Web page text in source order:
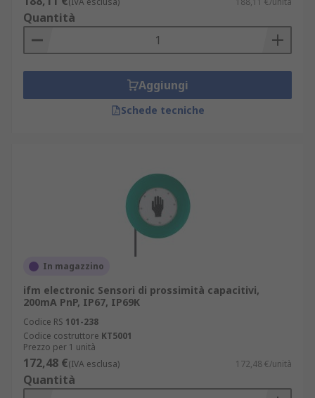
Quantità
Aggiungi
Schede tecniche
In magazzino
ifm electronic Sensori di prossimità capacitivi,
200mA PnP, IP67, IP69K
Codice RS 101-238
Codice costruttore KT5001
Prezzo per 1 unità
172,48 €(IVA esclusa) 172,48 €/unità
Quantità